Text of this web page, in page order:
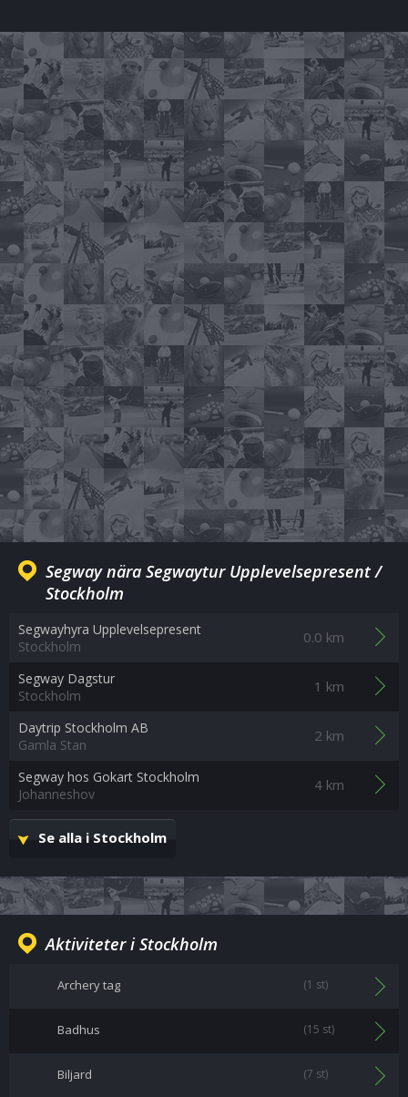
Segway nära Segwaytur Upplevelsepresent /
Stockholm
Segwayhyra Upplevelsepresent
Stockholm
0.0 km
Segway Dagstur
Stockholm
1 km
Daytrip Stockholm AB
Gamla Stan
2 km
Segway hos Gokart Stockholm
Johanneshov
4 km
Se alla i Stockholm
Aktiviteter i Stockholm
Archery tag (1 st)
Badhus (15 st)
Biljard (7 st)